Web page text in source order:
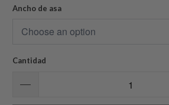
Ancho de asa
Cantidad